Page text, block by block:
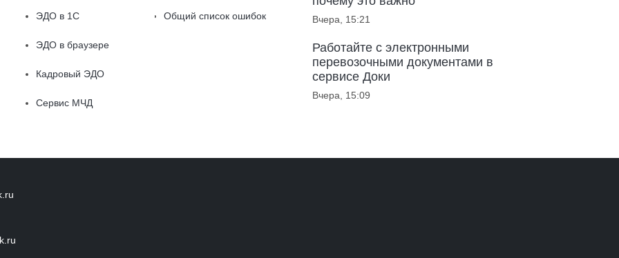
ЭДО в 1С
ЭДО в браузере
Кадровый ЭДО
Сервис МЧД
Общий список ошибок Вчера, 15:21
Работайте с электронными
перевозочными документами в
сервисе Доки
Вчера, 15:09